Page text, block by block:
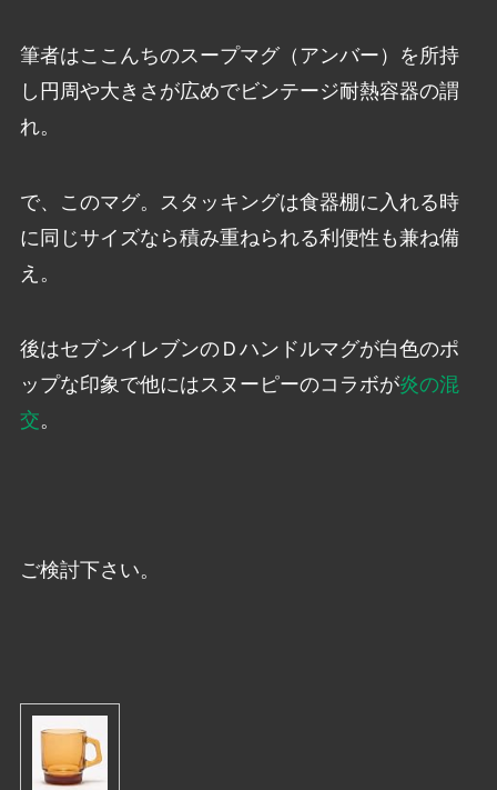
筆者はここんちのスープマグ（アンバー）を所持
し円周や大きさが広めでビンテージ耐熱容器の謂
れ。
で、このマグ。スタッキングは食器棚に入れる時
に同じサイズなら積み重ねられる利便性も兼ね備
え。
後はセブンイレブンのＤハンドルマグが白色のポ
ップな印象で他にはスヌーピーのコラボが炎の混
交。
ご検討下さい。